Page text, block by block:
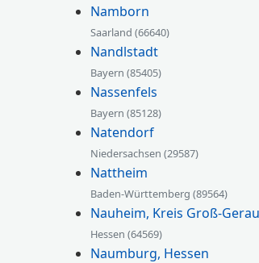
Namborn
Saarland (66640)
Nandlstadt
Bayern (85405)
Nassenfels
Bayern (85128)
Natendorf
Niedersachsen (29587)
Nattheim
Baden-Württemberg (89564)
Nauheim, Kreis Groß-Gerau
Hessen (64569)
Naumburg, Hessen